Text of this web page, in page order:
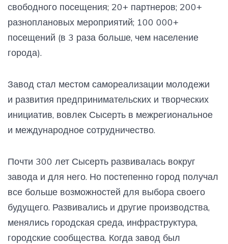
свободного посещения; 20+ партнеров; 200+
разноплановых мероприятий; 100 000+
посещений (в 3 раза больше, чем население
города).
Завод стал местом самореализации молодежи
и развития предпринимательских и творческих
инициатив, вовлек Сысерть в межрегиональное
и международное сотрудничество.
Почти 300 лет Сысерть развивалась вокруг
завода и для него. Но постепенно город получал
все больше возможностей для выбора своего
будущего. Развивались и другие производства,
менялись городская среда, инфраструктура,
городские сообщества. Когда завод был